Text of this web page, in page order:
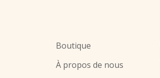
Boutique
À propos de nous